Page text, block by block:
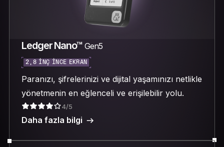
Ledger Nano™ Gen5
2,8 INÇ INCE EKRAN
Paranızı, şifrelerinizi ve dijital yaşamınızı netlikle
yönetmenin en eğlenceli ve erişilebilir yolu.
4/5
Daha fazla bilgi